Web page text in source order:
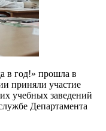
в год!» прошла в
приняли участие
учебных заведений
Департамента